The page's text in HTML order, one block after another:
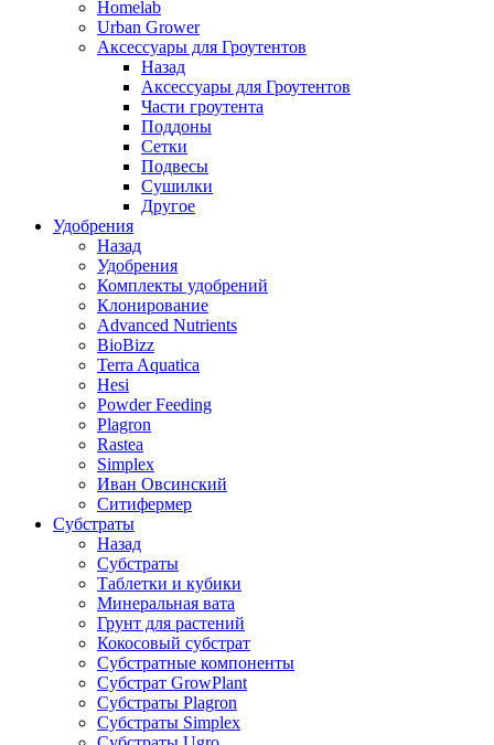
Homelab
Urban Grower
Аксессуары для Гроутентов
Назад
Аксессуары для Гроутентов
Части гроутента
Поддоны
Сетки
Подвесы
Сушилки
Другое
Удобрения
Назад
Удобрения
Комплекты удобрений
Клонирование
Advanced Nutrients
BioBizz
Terra Aquatica
Hesi
Powder Feeding
Plagron
Rastea
Simplex
Иван Овсинский
Ситифермер
Субстраты
Назад
Субстраты
Таблетки и кубики
Минеральная вата
Грунт для растений
Кокосовый субстрат
Субстратные компоненты
Субстрат GrowPlant
Субстраты Plagron
Субстраты Simplex